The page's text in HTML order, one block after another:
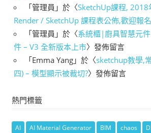
「管理員 」於〈SketchUp課程, 2018
Render / SketchUp 課程表公佈,歡迎報
「管理員 」於〈系統櫃|廚具智慧元
件 – V3 全新版本上市〉發佈留言
「Emma Yang 」於〈sketchup教學,
四) – 模型顯示被裁切?〉發佈留言
熱門標籤
AI AI Material Generator BIM chaos